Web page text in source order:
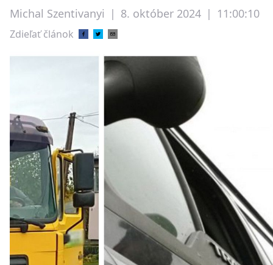
Michal Szentivanyi | 8. október 2024 | 11:00:10
Zdieľať článok